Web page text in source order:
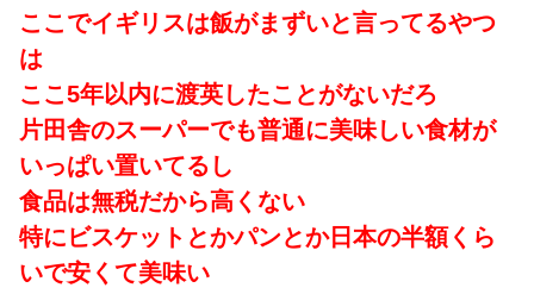
ここでイギリスは飯がまずいと言ってるやつ
は
ここ5年以内に渡英したことがないだろ
片田舎のスーパーでも普通に美味しい食材が
いっぱい置いてるし
食品は無税だから高くない
特にビスケットとかパンとか日本の半額くら
いで安くて美味い